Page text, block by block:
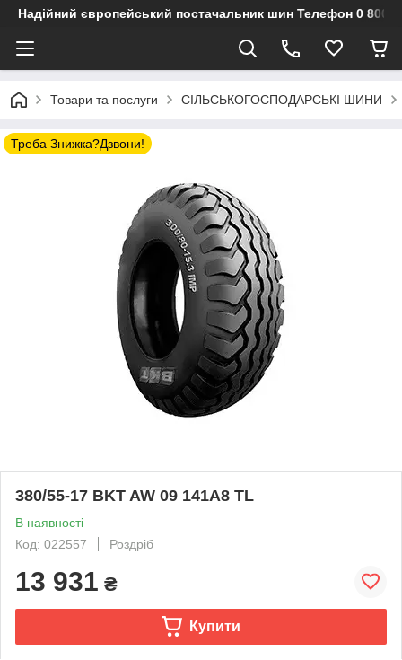
Надійний європейський постачальник шин Телефон 0 800
Товари та послуги СІЛЬСЬКОГОСПОДАРСЬКІ ШИНИ
Треба Знижка?Дзвони!
380/55-17 BKT AW 09 141A8 TL
В наявності
Код: 022557
Роздріб
13 931 ₴
Купити